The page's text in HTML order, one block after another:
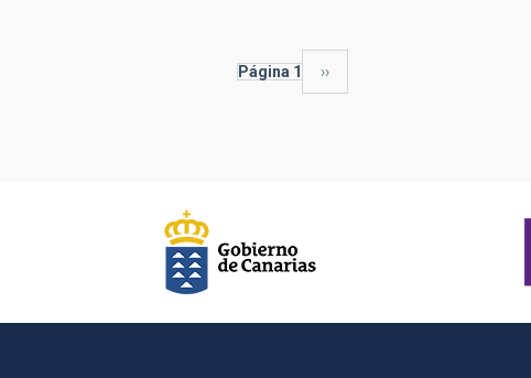
Página 1
Siguiente
››